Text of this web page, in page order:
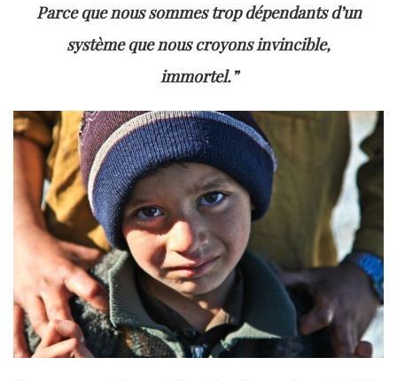
Parce que nous sommes trop dépendants d’un
système que nous croyons invincible,
immortel.”